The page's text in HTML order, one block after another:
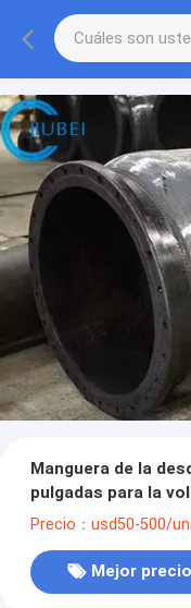
Manguera de la
pulgadas para la
de la mezcla del
Precio：usd50-500/
Mejor precio